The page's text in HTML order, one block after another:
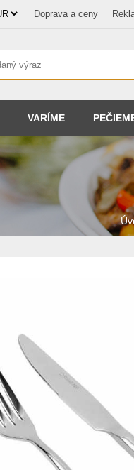
Doprava a ceny
VARÍME